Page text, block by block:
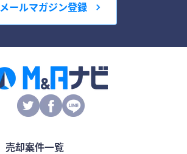
メールマガジン登録
売却案件一覧